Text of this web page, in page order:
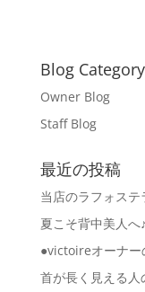
Blog Category
Owner Blog
Staff Blog
最近の投稿
当店のラフォス
夏こそ背中美人
●victoireオーナ
首が長く見える人